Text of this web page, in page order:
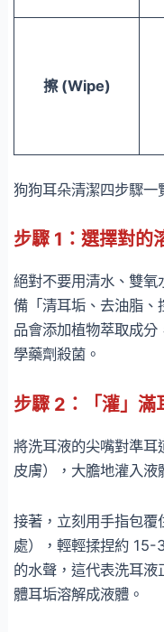
擦 (Wipe)
狗狗耳朵清潔四步驟一
步驟 1：選擇對的
絕對不要用清水、雙氧
備「清耳垢、去油脂、
品會添加植物萃取成
學藥劑殺菌。
步驟 2：「灌」滿
將洗耳液的尖嘴對準耳
皮膚），大膽地灌入液
接著，立刻用手指包覆
處），輕輕揉捏約 15-
的水聲，這代表洗耳
體耳垢溶解成液體。